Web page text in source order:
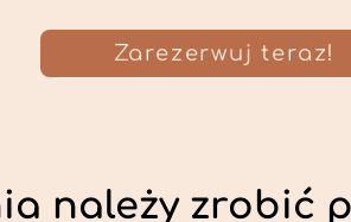
Zarezerwuj teraz!
należy zrobić